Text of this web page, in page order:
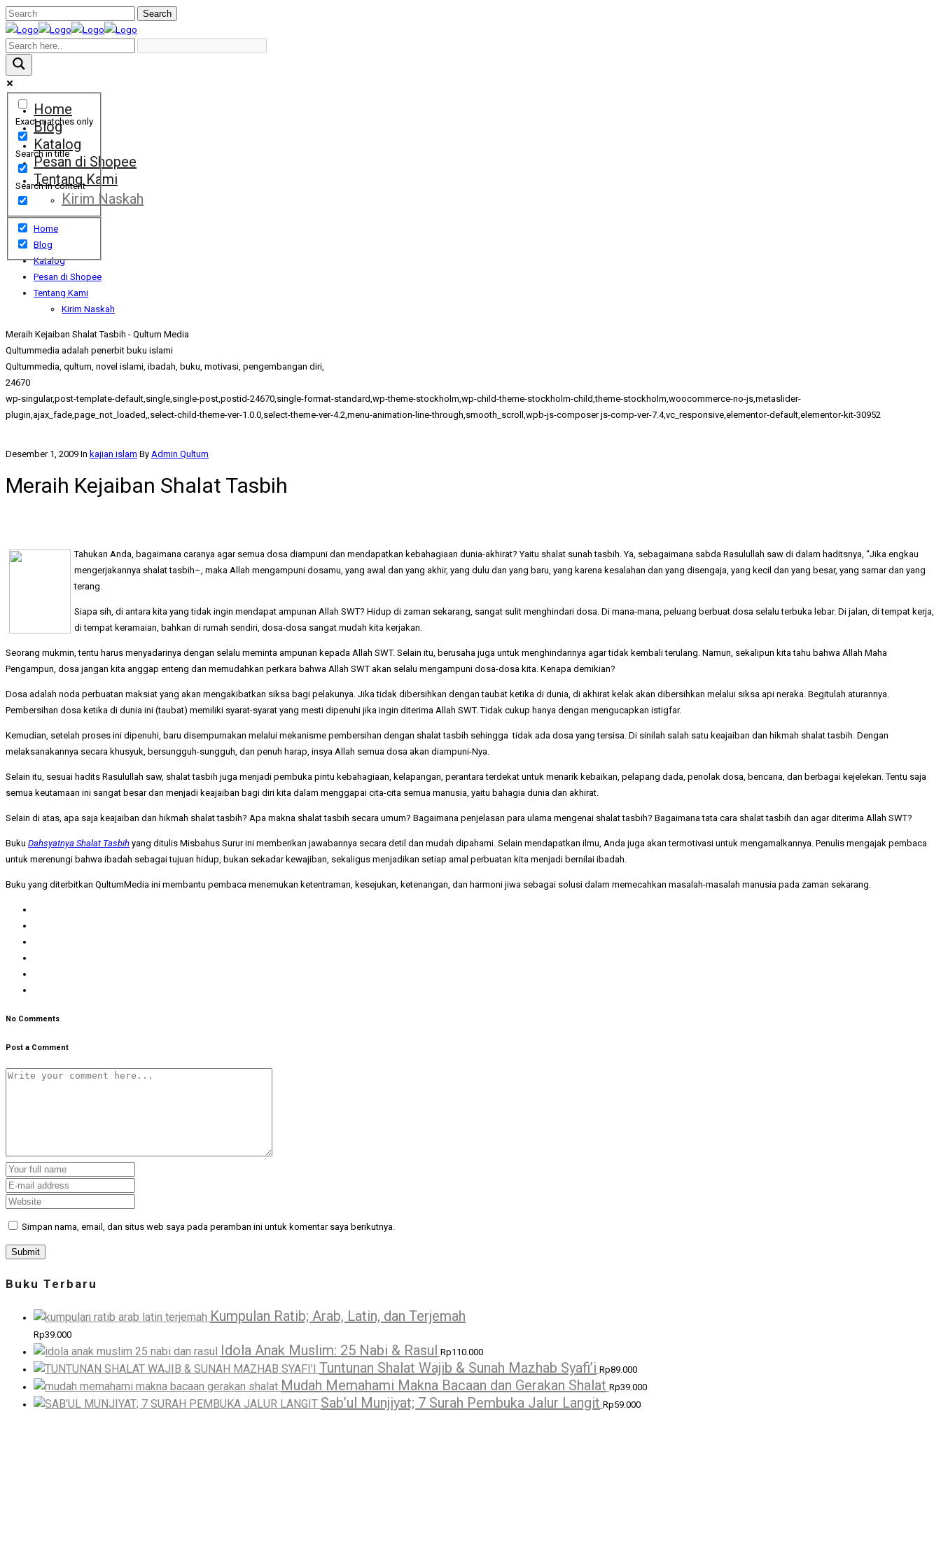
Exact matches only
Search in title
Search in content
Home
Blog
Katalog
Pesan di Shopee
Tentang Kami
Kirim Naskah
Home
Blog
Katalog
Pesan di Shopee
Tentang Kami
Kirim Naskah
Meraih Kejaiban Shalat Tasbih - Qultum Media
Qultummedia adalah penerbit buku islami
Qultummedia, qultum, novel islami, ibadah, buku, motivasi, pengembangan diri,
24670
wp-singular,post-template-default,single,single-post,postid-24670,single-format-standard,wp-theme-stockholm,wp-child-theme-stockholm-child,theme-stockholm,woocommerce-no-js,metaslider-
plugin,ajax_fade,page_not_loaded,,select-child-theme-ver-1.0.0,select-theme-ver-4.2,menu-animation-line-through,smooth_scroll,wpb-js-composer js-comp-ver-7.4,vc_responsive,elementor-default,elementor-kit-30952
Desember 1, 2009 In kajian islam By Admin Qultum
Meraih Kejaiban Shalat Tasbih
Tahukan Anda, bagaimana caranya agar semua dosa diampuni dan mendapatkan kebahagiaan dunia-akhirat? Yaitu shalat sunah tasbih. Ya, sebagaimana sabda Rasulullah saw di dalam haditsnya, “Jika engkau
mengerjakannya shalat tasbih–, maka Allah mengampuni dosamu, yang awal dan yang akhir, yang dulu dan yang baru, yang karena kesalahan dan yang disengaja, yang kecil dan yang besar, yang samar dan yang
terang.
Siapa sih, di antara kita yang tidak ingin mendapat ampunan Allah SWT? Hidup di zaman sekarang, sangat sulit menghindari dosa. Di mana-mana, peluang berbuat dosa selalu terbuka lebar. Di jalan, di tempat kerja,
di tempat keramaian, bahkan di rumah sendiri, dosa-dosa sangat mudah kita kerjakan.
Seorang mukmin, tentu harus menyadarinya dengan selalu meminta ampunan kepada Allah SWT. Selain itu, berusaha juga untuk menghindarinya agar tidak kembali terulang. Namun, sekalipun kita tahu bahwa Allah Maha
Pengampun, dosa jangan kita anggap enteng dan memudahkan perkara bahwa Allah SWT akan selalu mengampuni dosa-dosa kita. Kenapa demikian?
Dosa adalah noda perbuatan maksiat yang akan mengakibatkan siksa bagi pelakunya. Jika tidak dibersihkan dengan taubat ketika di dunia, di akhirat kelak akan dibersihkan melalui siksa api neraka. Begitulah aturannya.
Pembersihan dosa ketika di dunia ini (taubat) memiliki syarat-syarat yang mesti dipenuhi jika ingin diterima Allah SWT. Tidak cukup hanya dengan mengucapkan istigfar.
Kemudian, setelah proses ini dipenuhi, baru disempurnakan melalui mekanisme pembersihan dengan shalat tasbih sehingga tidak ada dosa yang tersisa. Di sinilah salah satu keajaiban dan hikmah shalat tasbih. Dengan
melaksanakannya secara khusyuk, bersungguh-sungguh, dan penuh harap, insya Allah semua dosa akan diampuni-Nya.
Selain itu, sesuai hadits Rasulullah saw, shalat tasbih juga menjadi pembuka pintu kebahagiaan, kelapangan, perantara terdekat untuk menarik kebaikan, pelapang dada, penolak dosa, bencana, dan berbagai kejelekan. Tentu saja
semua keutamaan ini sangat besar dan menjadi keajaiban bagi diri kita dalam menggapai cita-cita semua manusia, yaitu bahagia dunia dan akhirat.
Selain di atas, apa saja keajaiban dan hikmah shalat tasbih? Apa makna shalat tasbih secara umum? Bagaimana penjelasan para ulama mengenai shalat tasbih? Bagaimana tata cara shalat tasbih dan agar diterima Allah SWT?
Buku Dahsyatnya Shalat Tasbih yang ditulis Misbahus Surur ini memberikan jawabannya secara detil dan mudah dipahami. Selain mendapatkan ilmu, Anda juga akan termotivasi untuk mengamalkannya. Penulis mengajak pembaca
untuk merenungi bahwa ibadah sebagai tujuan hidup, bukan sekadar kewajiban, sekaligus menjadikan setiap amal perbuatan kita menjadi bernilai ibadah.
Buku yang diterbitkan QultumMedia ini membantu pembaca menemukan ketentraman, kesejukan, ketenangan, dan harmoni jiwa sebagai solusi dalam memecahkan masalah-masalah manusia pada zaman sekarang.
No Comments
Post a Comment
Simpan nama, email, dan situs web saya pada peramban ini untuk komentar saya berikutnya.
Buku Terbaru
Kumpulan Ratib; Arab, Latin, dan Terjemah
Rp39.000
Idola Anak Muslim: 25 Nabi & Rasul Rp110.000
Tuntunan Shalat Wajib & Sunah Mazhab Syafi’i Rp89.000
Mudah Memahami Makna Bacaan dan Gerakan Shalat Rp39.000
Sab’ul Munjiyat; 7 Surah Pembuka Jalur Langit Rp59.000